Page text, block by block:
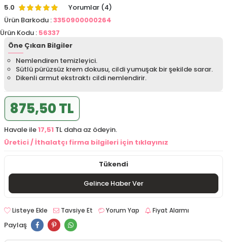
5.0
Yorumlar (4)
Ürün Barkodu :3350900000264
Ürün Kodu : 56337
Öne Çıkan Bilgiler
Nemlendiren temizleyici.
Sütlü pürüzsüz krem dokusu, cildi yumuşak bir şekilde sarar.
Dikenli armut ekstraktı cildi nemlendirir.
875,50 TL
Havale ile17,51 TL daha az ödeyin.
Üretici / İthalatçı firma bilgileri için tıklayınız
Tükendi
Gelince Haber Ver
Listeye Ekle Tavsiye Et Yorum Yap Fiyat Alarmı
Paylaş